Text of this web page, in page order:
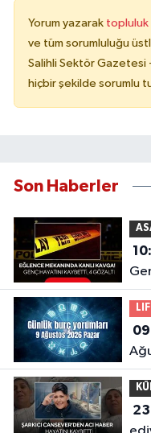
Yorum yazarak topluluk
ve tüm sorumluluğu
Salihli Sektör Gazetesi
hiçbir şekilde sorumlu
Son Haberler